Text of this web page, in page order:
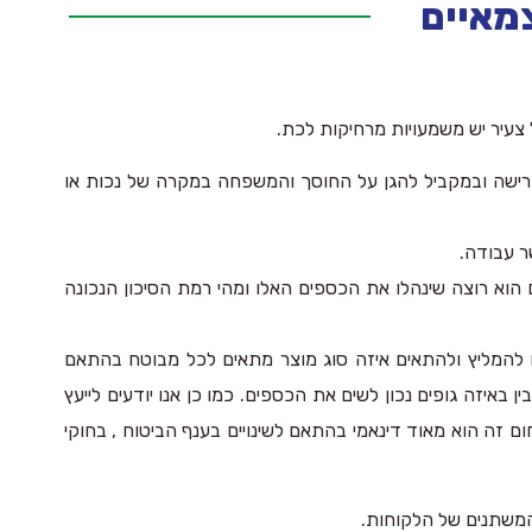
צעיר יש משמעויות מרחיקות לכת.
ובמקביל להגן על החוסך והמשפחה במקרה של נכות או
עבודה.
הוא רוצה שינהלו את הכספים האלו ומהי רמת הסיכון הנכונה
להמליץ ולהתאים איזה סוג מוצר מתאים לכל מבוטח בהתאם
גופים נכון לשים את הכספים. כמו כן אנו יודעים לייעץ
זה הוא מאוד דינאמי בהתאם לשינויים בענף הביטוח , בחוקי
המשתנים של הלקוחות.